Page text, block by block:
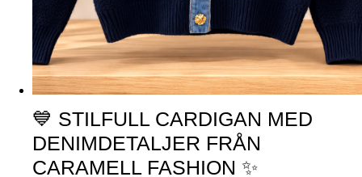
💙 STILFULL CARDIGAN MED
DENIMDETALJER FRÅN
CARAMELL FASHION ✨